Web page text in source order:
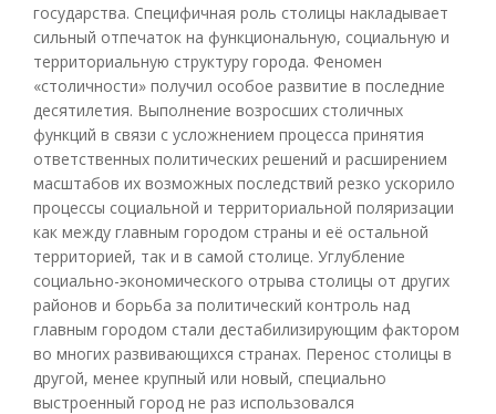
государства. Специфичная роль столицы накладывает
сильный отпечаток на функциональную, социальную и
территориальную структуру города. Феномен
«столичности» получил особое развитие в последние
десятилетия. Выполнение возросших столичных
функций в связи с усложнением процесса принятия
ответственных политических решений и расширением
масштабов их возможных последствий резко ускорило
процессы социальной и территориальной поляризации
как между главным городом страны и её остальной
территорией, так и в самой столице. Углубление
социально-экономического отрыва столицы от других
районов и борьба за политический контроль над
главным городом стали дестабилизирующим фактором
во многих развивающихся странах. Перенос столицы в
другой, менее крупный или новый, специально
выстроенный город не раз использовался